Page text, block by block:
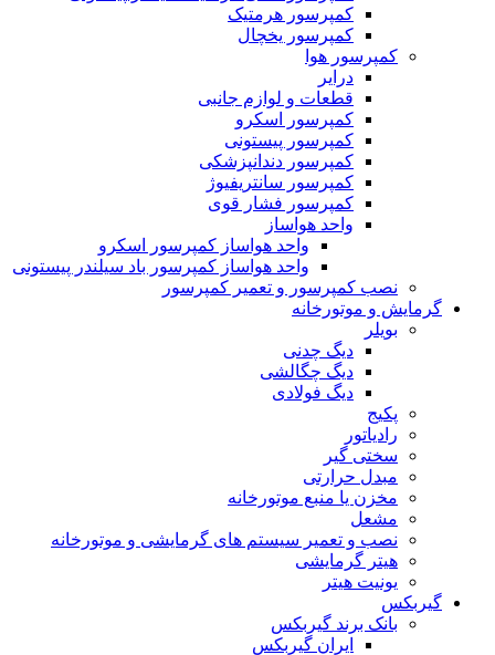
کمپرسور هرمتیک
کمپرسور یخچال
کمپرسور هوا
درایر
قطعات و لوازم جانبی
کمپرسور اسکرو
کمپرسور پیستونی
کمپرسور دندانپزشکی
کمپرسور سانتریفیوژ
کمپرسور فشار قوی
واحد هواساز
واحد هواساز کمپرسور اسکرو
واحد هواساز کمپرسور باد سیلندر پیستونی
نصب کمپرسور و تعمیر کمپرسور
گرمایش و موتورخانه
بویلر
دیگ چدنی
دیگ چگالشی
دیگ فولادی
پکیج
رادیاتور
سختی گیر
مبدل حرارتی
مخزن یا منبع موتورخانه
مشعل
نصب و تعمیر سیستم های گرمایشی و موتورخانه
هیتر گرمایشی
یونیت هیتر
گیربکس
بانک برند گیربکس
ایران گیربکس